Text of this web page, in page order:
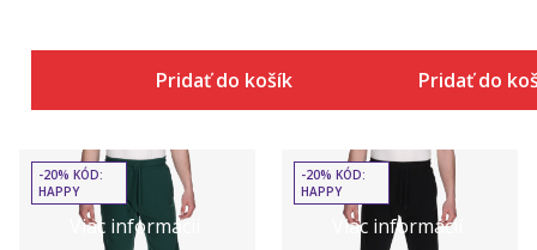
Pridať do košíka Pridať do
Viac informácií
-20% KÓD:
HAPPY
Viac informácií
-20% KÓD:
HAPPY